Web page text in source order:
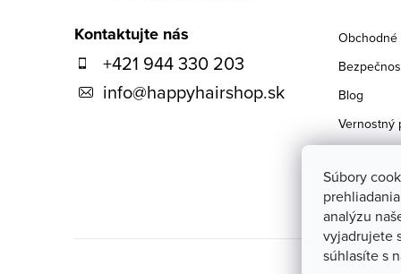
Súbory
analýzu
vyjadrujete
súhlasíte s
Kontaktujte nás
+421 944 330 203
info@happyhairshop.sk
Obchodné
Blog
Vernostný
Kontakty